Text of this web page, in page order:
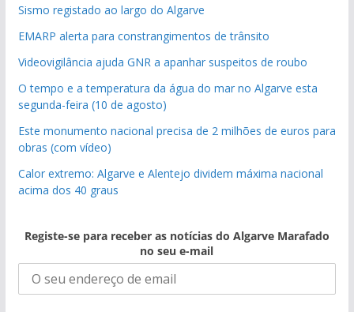
Sismo registado ao largo do Algarve
EMARP alerta para constrangimentos de trânsito
Videovigilância ajuda GNR a apanhar suspeitos de roubo
O tempo e a temperatura da água do mar no Algarve esta
segunda-feira (10 de agosto)
Este monumento nacional precisa de 2 milhões de euros para
obras (com vídeo)
Calor extremo: Algarve e Alentejo dividem máxima nacional
acima dos 40 graus
Registe-se para receber as notícias do Algarve Marafado
no seu e-mail